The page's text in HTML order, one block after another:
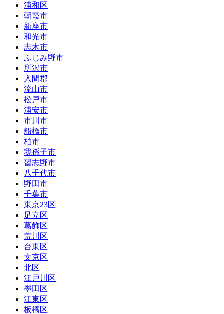
浦和区
朝霞市
新座市
和光市
志木市
ふじみ野市
所沢市
入間郡
流山市
松戸市
浦安市
市川市
船橋市
柏市
我孫子市
習志野市
八千代市
野田市
千葉市
東京23区
足立区
葛飾区
荒川区
台東区
文京区
北区
江戸川区
墨田区
江東区
板橋区